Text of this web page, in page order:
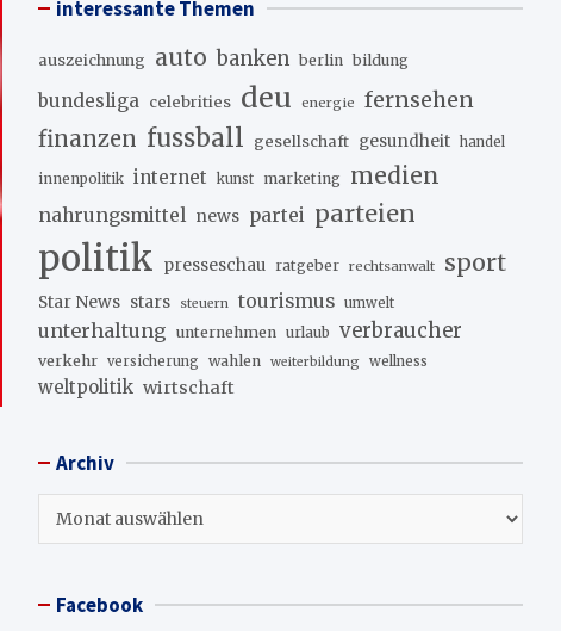
interessante Themen
auszeichnung auto banken berlin bildung
bundesliga celebrities deu energie
fernsehen
finanzen fussball gesellschaft gesundheit handel
innenpolitik internet kunst marketing medien
nahrungsmittel news partei parteien
politik presseschau ratgeber rechtsanwalt sport
Star News stars steuern tourismus umwelt
unterhaltung unternehmen urlaub verbraucher
verkehr versicherung wahlen weiterbildung wellness
weltpolitik wirtschaft
Archiv
Facebook